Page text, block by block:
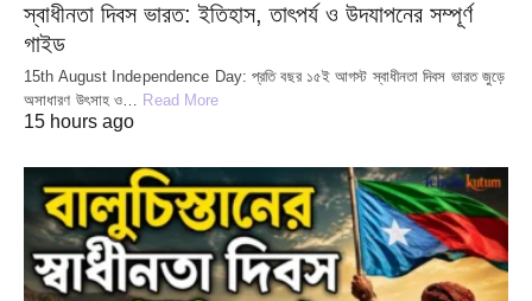
স্বাধীনতা দিবস ভারত: ইতিহাস, তাৎপর্য ও উদযাপনের সম্পূর্ণ
গাইড
15th August Independence Day: প্রতি বছর ১৫ই আগস্ট স্বাধীনতা দিবস ভারত জুড়ে
অসাধারণ উৎসাহ ও… Read More
15 hours ago